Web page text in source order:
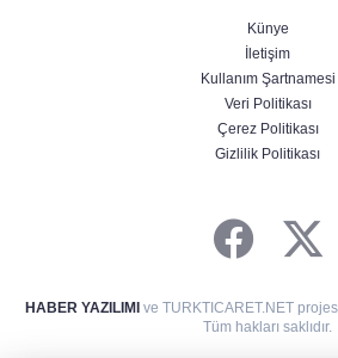
Künye
İletişim
Kullanım Şartnamesi
Veri Politikası
Çerez Politikası
Gizlilik Politikası
HABER YAZILIMI ve TURKTICARET.NET
Tüm hakları saklıdır.